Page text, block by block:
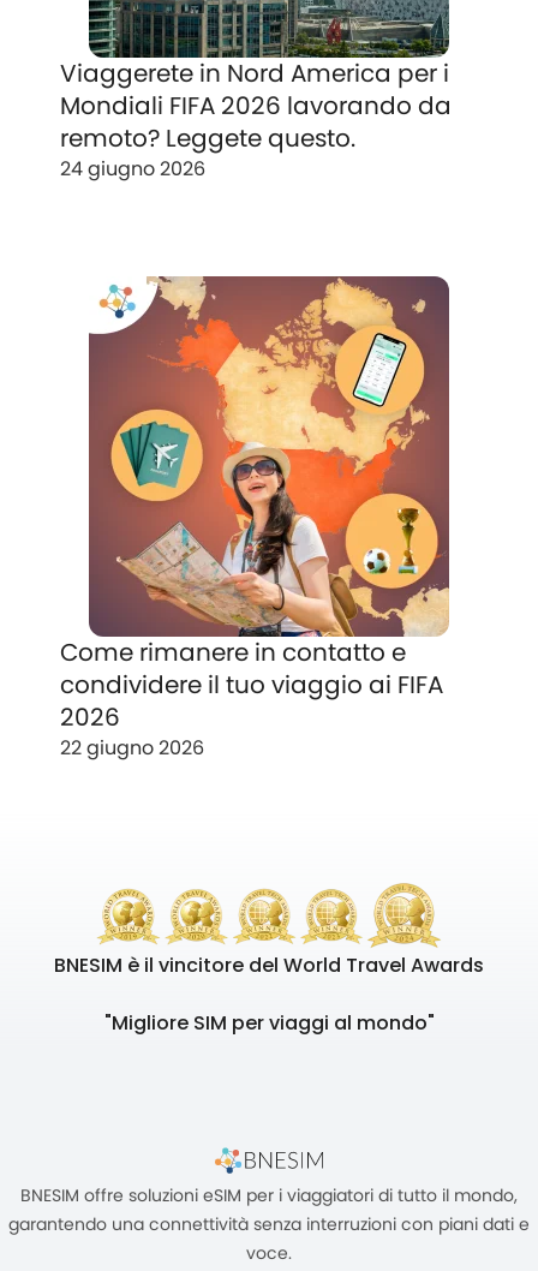
Viaggerete in Nord America per i
Mondiali FIFA 2026 lavorando da
remoto? Leggete questo.
24 giugno 2026
Come rimanere in contatto e
condividere il tuo viaggio ai FIFA
2026
22 giugno 2026
BNESIM è il vincitore del World Travel Awards
"Migliore SIM per viaggi al mondo"
BNESIM offre soluzioni eSIM per i viaggiatori di tutto il mondo,
garantendo una connettività senza interruzioni con piani dati e
voce.